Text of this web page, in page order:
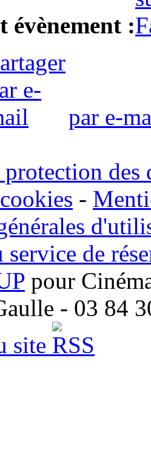
évènement :
par e-
des
-
service de
pour
- 03 84
site